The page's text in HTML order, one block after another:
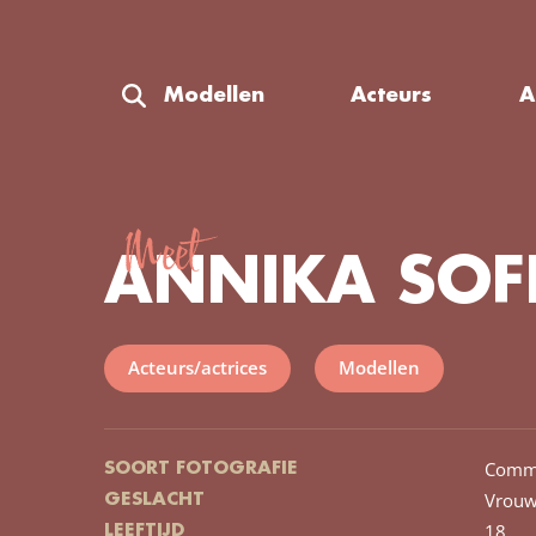
Modellen Acteurs
Meet
ANNIKA
Acteurs/actrices Modellen
SOORT FOTOGRAFIE
GESLACHT
LEEFTIJD